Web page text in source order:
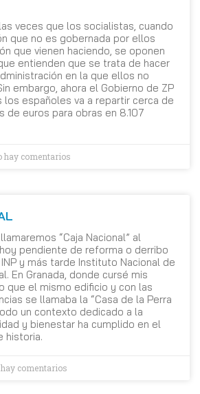
veces que los socialistas, cuando
que no es gobernada por ellos
que vienen haciendo, se oponen
entienden que se trata de hacer
en la que ellos no
embargo, ahora el Gobierno de ZP
los españoles va a repartir cerca de
de euros para obras en 8.107
hay comentarios
“Caja Nacional” al
pendiente de reforma o derribo
y más tarde Instituto Nacional de
En Granada, donde cursé mis
que el mismo edificio y con las
se llamaba la “Casa de la Perra
un contexto dedicado a la
y bienestar ha cumplido en el
historia.
hay comentarios